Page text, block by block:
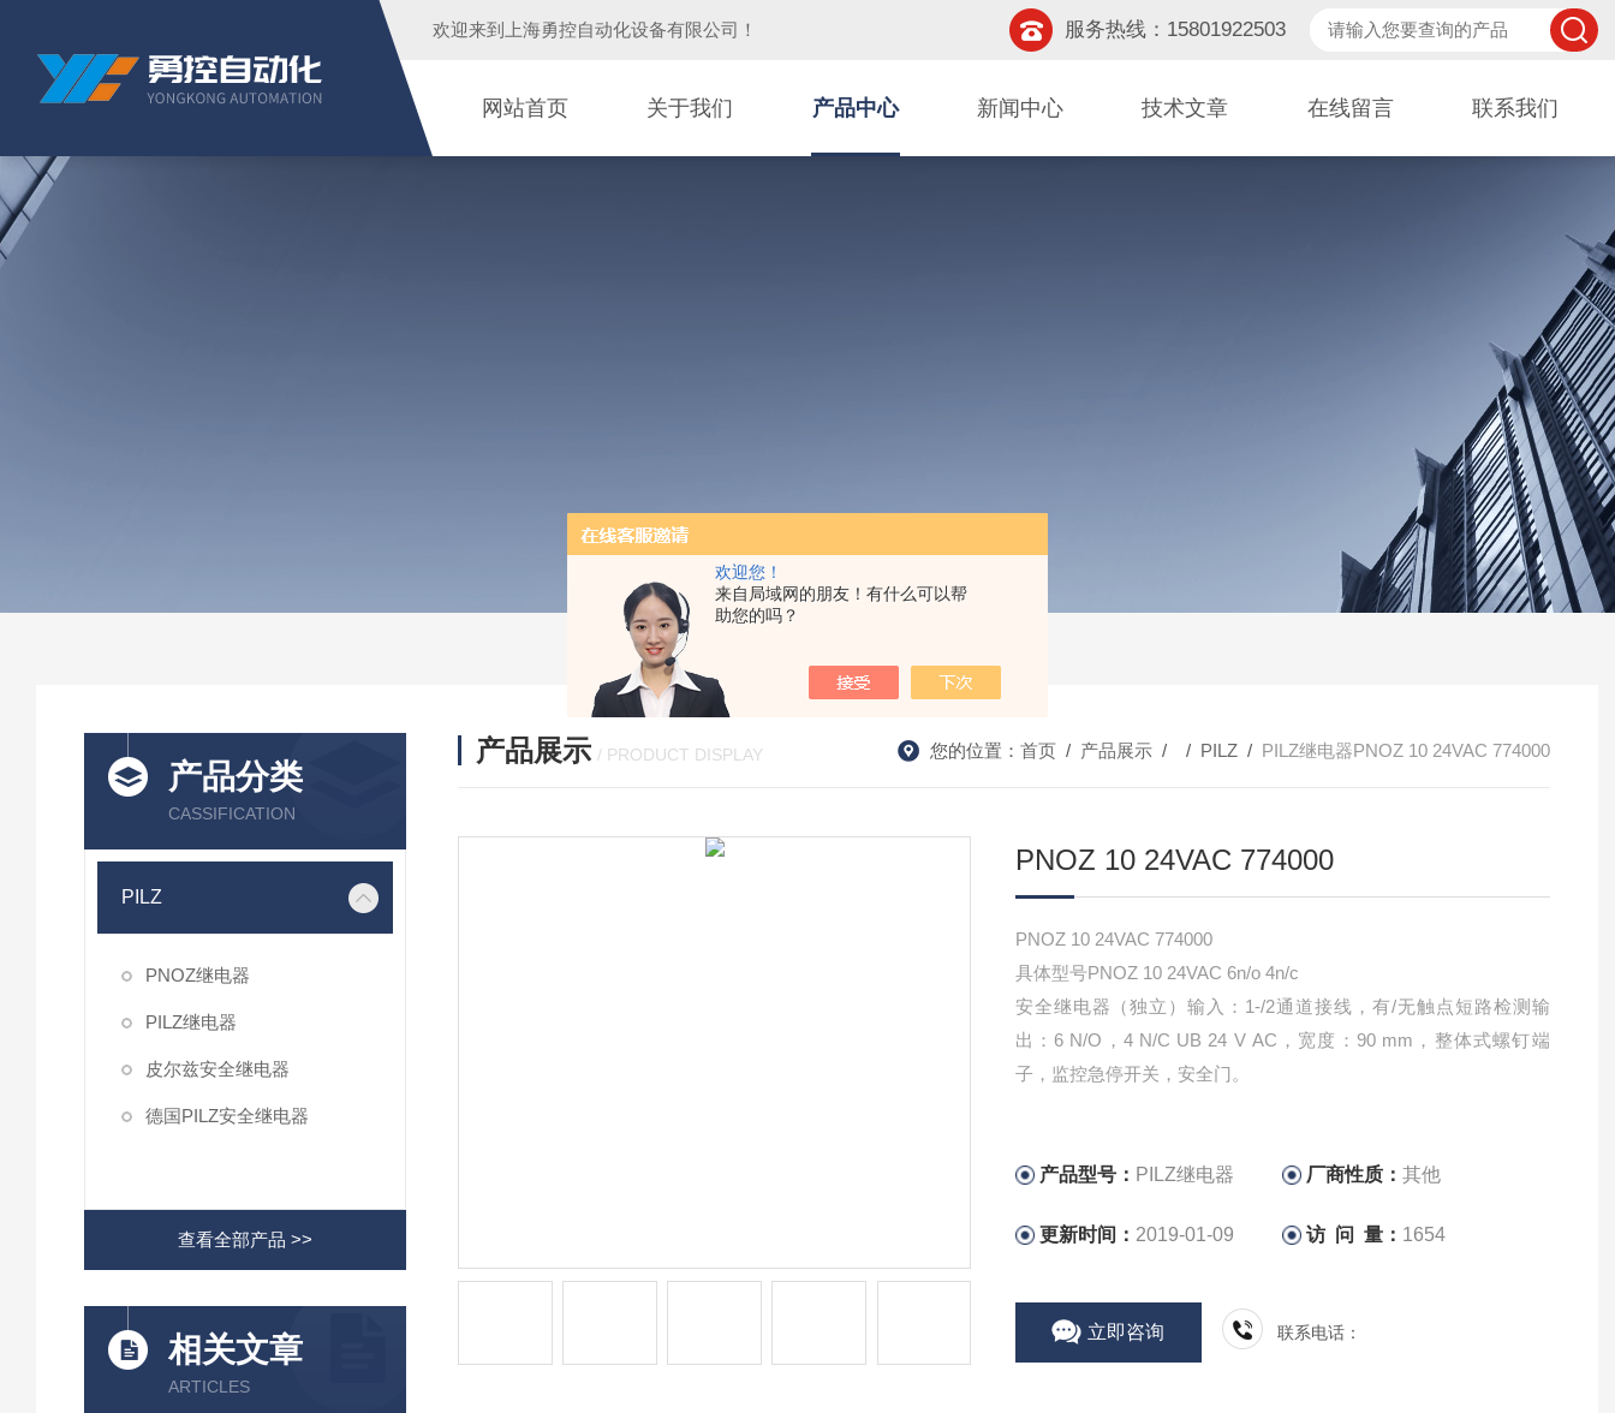
欢迎您！
来自局域网的朋友！有什么可以帮
助您的吗？
欢迎来到 上海勇控自动化设备有限公司 ！ 服务热线：15801922503
网站首页 关于我们 产品中心 新闻中心 技术文章 在线留言 联系我们
产品分类
CASSIFICATION
PILZ
PNOZ继电器
PILZ继电器
皮尔兹安全继电器
德国PILZ安全继电器
查看全部产品 >>
相关文章
ARTICLES
产品展示 / PRODUCT DISPLAY 您的位置： 首页 / 产品展示 / / PILZ / PILZ继电器PNOZ 10 24VAC 774000
PNOZ 10 24VAC 774000
PNOZ 10 24VAC 774000
具体型号PNOZ 10 24VAC 6n/o 4n/c
安全继电器（独立）输入：1-/2通道接线，有/无触点短路检测输
出：6 N/O，4 N/C UB 24 V AC，宽度：90 mm，整体式螺钉端
子，监控急停开关，安全门。
产品型号： PILZ继电器 厂商性质：其他
更新时间： 2019-01-09 访 问 量： 1654
立即咨询 联系电话：